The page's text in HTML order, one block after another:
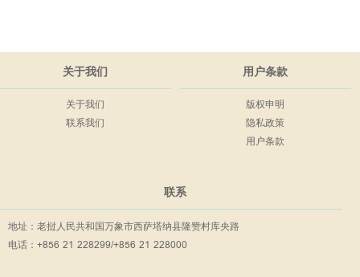
关于我们
关于我们
联系我们
用户条款
版权申明
隐私政策
用户条款
联系
地址：老挝人民共和国万象市西萨塔纳县隆赞村库央路
电话：+856 21 228299/+856 21 228000